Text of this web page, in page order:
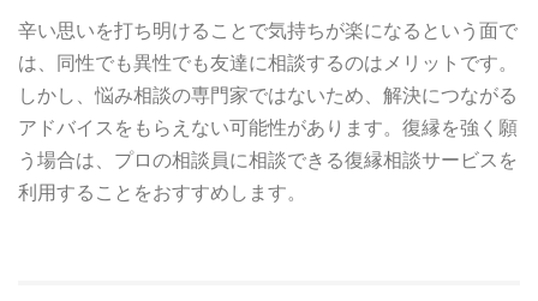
辛い思いを打ち明けることで気持ちが楽になるという面で
は、同性でも異性でも友達に相談するのはメリットです。
しかし、悩み相談の専門家ではないため、解決につながる
アドバイスをもらえない可能性があります。復縁を強く願
う場合は、プロの相談員に相談できる復縁相談サービスを
利用することをおすすめします。